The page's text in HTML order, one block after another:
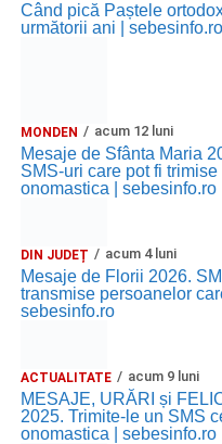
Când pică Paștele
următorii ani | sebesinfo.ro
MONDEN acum 12 luni
Mesaje de Sfânta Maria
SMS-uri care pot fi
onomastica | sebesinfo.ro
DIN JUDEȚ acum 4 luni
Mesaje de Florii 2026.
transmise persoanelor
sebesinfo.ro
ACTUALITATE acum 9 luni
MESAJE, URĂRI și
2025. Trimite-le un SMS
onomastica | sebesinfo.ro